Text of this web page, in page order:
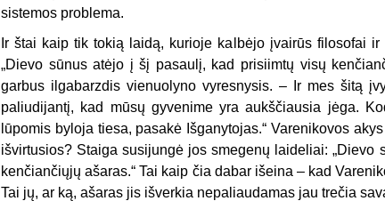
sistemos problema.
Ir štai kaip tik tokią laidą, kurioje kalbėjo įvairūs filosofai
„Dievo sūnus atėjo į šį pasaulį, kad prisiimtų visų
garbus ilgabarzdis vienuolyno vyresnysis. – Ir mes šitą
paliudijantį, kad mūsų gyvenime yra aukščiausia jėga.
lūpomis byloja tiesa, pasakė Išganytojas.“ Varenikovos
išvirtusios? Staiga susijungė jos smegenų laideliai:
kenčiančiųjų ašaras.“ Tai kaip čia dabar išeina – kad
Tai jų, ar ką, ašaras jis išverkia nepaliaudamas jau trečia